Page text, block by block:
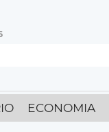
ECONOMIA